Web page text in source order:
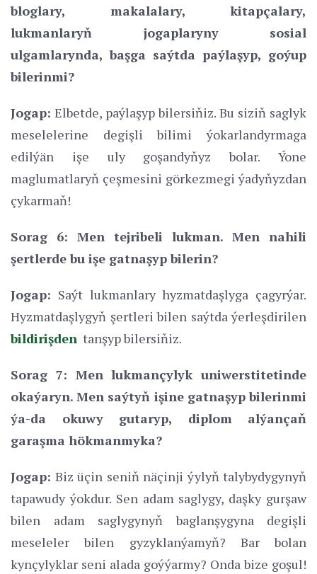
bloglary, makalalary, kitapçalary,
lukmanlaryň jogaplaryny sosial
ulgamlarynda, başga saýtda paýlaşyp, goýup
bilerinmi?
Jogap: Elbetde, paýlaşyp bilersiňiz. Bu siziň saglyk
meselelerine degişli bilimi ýokarlandyrmaga
edilýän işe uly goşandyňyz bolar. Ýone
maglumatlaryň çeşmesini görkezmegi ýadyňyzdan
çykarmaň!
Sorag 6: Men tejribeli lukman. Men nahili
şertlerde bu işe gatnaşyp bilerin?
Jogap: Saýt lukmanlary hyzmatdaşlyga çagyrýar.
Hyzmatdaşlygyň şertleri bilen saýtda ýerleşdirilen
bildirişden tanşyp bilersiňiz.
Sorag 7: Men lukmançylyk uniwerstitetinde
okaýaryn. Men saýtyň işine gatnaşyp bilerinmi
ýa-da okuwy gutaryp, diplom alýançaň
garaşma hökmanmyka?
Jogap: Biz üçin seniň näçinji ýylyň talybydygynyň
tapawudy ýokdur. Sen adam saglygy, daşky gurşaw
bilen adam saglygynyň baglanşygyna degişli
meseleler bilen gyzyklanýamyň? Bar bolan
kynçylyklar seni alada goýýarmy? Onda bize goşul!